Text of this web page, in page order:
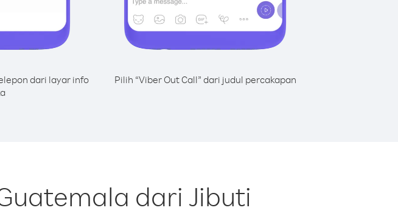
dari layar info
Pilih “Viber Out Call” dari judul percakapan
dari Jibuti